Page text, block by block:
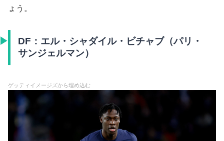
ょう。
DF：エル・シャダイル・ビチャブ（パリ・
サンジェルマン）
ゲッティイメージズから埋め込む